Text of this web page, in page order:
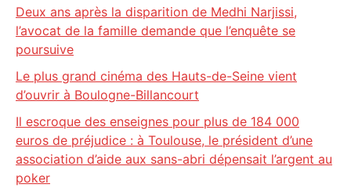
Deux ans après la disparition de Medhi Narjissi,
l’avocat de la famille demande que l’enquête se
poursuive
Le plus grand cinéma des Hauts-de-Seine vient
d’ouvrir à Boulogne-Billancourt
Il escroque des enseignes pour plus de 184 000
euros de préjudice : à Toulouse, le président d’une
association d’aide aux sans-abri dépensait l’argent au
poker